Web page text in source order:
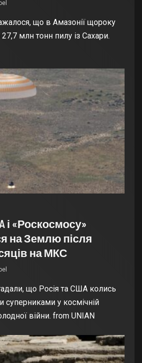
що в Амазонії щороку
млн тонн пилу із Сахари.
і «Роскосмосу»
на Землю після
на МКС
що Росія та США колись
суперниками у космічній
війни. from UNIAN